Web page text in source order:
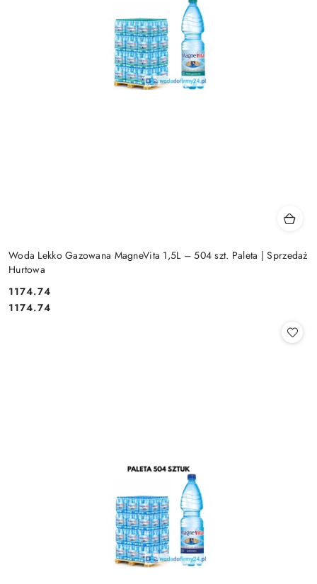
Woda Lekko Gazowana MagneVita 1,5L – 504 szt. Paleta | Sprzedaż
Hurtowa
Cena:
1174.74
Cena:
1174.74